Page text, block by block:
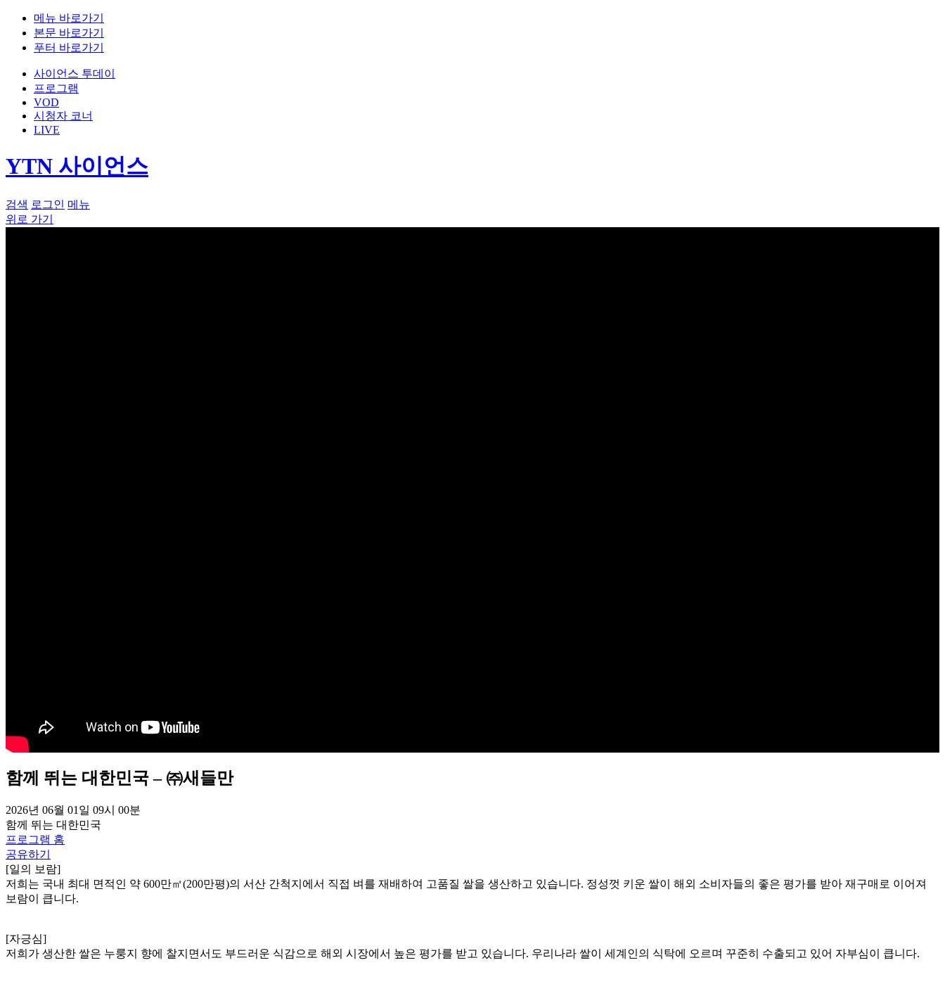
메뉴 바로가기
본문 바로가기
푸터 바로가기
사이언스 투데이
프로그램
VOD
시청자 코너
LIVE
YTN 사이언스
검색 로그인 메뉴
위로 가기
함께 뛰는 대한민국 – ㈜새들만
2026년 06월 01일 09시 00분
함께 뛰는 대한민국
프로그램 홈
공유하기
[일의 보람]
저희는 국내 최대 면적인 약 600만㎡(200만평)의 서산 간척지에서 직접 벼를 재배하여 고품질 쌀을 생산하고 있습니다. 정성껏 키운 쌀이 해외 소비자들의 좋은 평가를 받아 재구매로 이어져
보람이 큽니다.
[자긍심]
저희가 생산한 쌀은 누룽지 향에 찰지면서도 부드러운 식감으로 해외 시장에서 높은 평가를 받고 있습니다. 우리나라 쌀이 세계인의 식탁에 오르며 꾸준히 수출되고 있어 자부심이 큽니다.